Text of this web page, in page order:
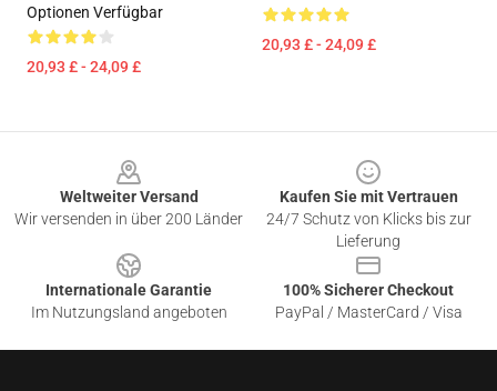
Optionen Verfügbar
20,93 £ - 24,09 £
20,93 £ - 24,09 £
Weltweiter Versand
Wir versenden in über 200 Länder
Kaufen Sie mit Vertrauen
24/7 Schutz von Klicks bis zur
Lieferung
Internationale Garantie
Im Nutzungsland angeboten
100% Sicherer Checkout
PayPal / MasterCard / Visa